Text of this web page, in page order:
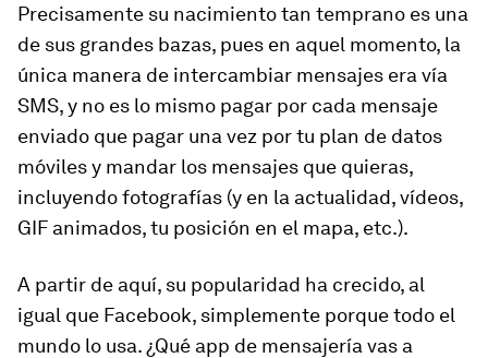
Precisamente su nacimiento tan temprano es una
de sus grandes bazas, pues en aquel momento, la
única manera de intercambiar mensajes era vía
SMS, y no es lo mismo pagar por cada mensaje
enviado que pagar una vez por tu plan de datos
móviles y mandar los mensajes que quieras,
incluyendo fotografías (y en la actualidad, vídeos,
GIF animados, tu posición en el mapa, etc.).
A partir de aquí, su popularidad ha crecido, al
igual que Facebook, simplemente porque todo el
mundo lo usa. ¿Qué app de mensajería vas a